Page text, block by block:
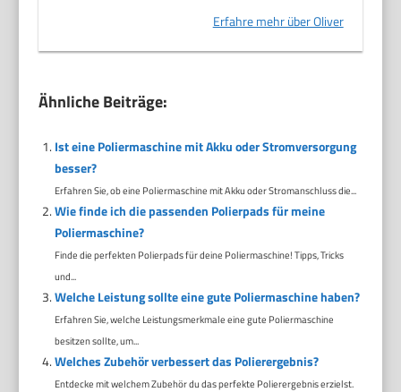
Erfahre mehr über Oliver
Ähnliche Beiträge:
Ist eine Poliermaschine mit Akku oder Stromversorgung
besser?
Erfahren Sie, ob eine Poliermaschine mit Akku oder Stromanschluss die...
Wie finde ich die passenden Polierpads für meine
Poliermaschine?
Finde die perfekten Polierpads für deine Poliermaschine! Tipps, Tricks
und...
Welche Leistung sollte eine gute Poliermaschine haben?
Erfahren Sie, welche Leistungsmerkmale eine gute Poliermaschine
besitzen sollte, um...
Welches Zubehör verbessert das Polierergebnis?
Entdecke mit welchem Zubehör du das perfekte Polierergebnis erzielst.